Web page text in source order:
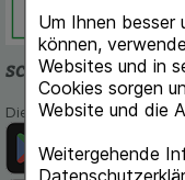
Um Ihnen besser
können,
Websites und in
Cookies sorgen
Website und die
Weitergehende
schlossapo.de-App
Die App von